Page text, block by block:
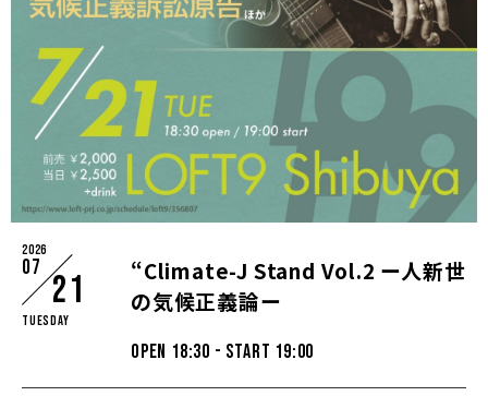
2026
07
21
Tuesday
“Climate-J Stand Vol.2 ー人新世
の気候正義論ー
OPEN 18:30 - START 19:00